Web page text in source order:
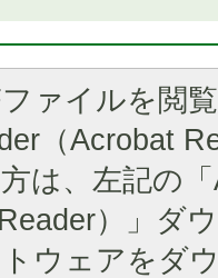
ァイルを閲
（Acrobat
は、左記の
）」ダ
ウェアをダ